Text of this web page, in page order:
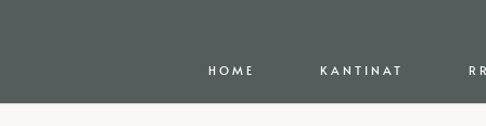
HOME KANTINAT